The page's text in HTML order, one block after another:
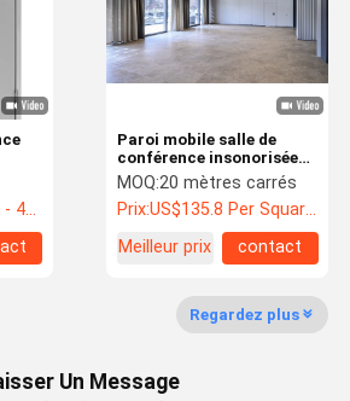
Produits
Nous
Les Affaires
Paroi mobile salle de
conférence insonorisée
mur de séparation mobile
MOQ:20 mètres carrés
Prix:US$135.8 Per Square Meter
Meilleur prix
contact
$621.7
Regardez plus
Un Message